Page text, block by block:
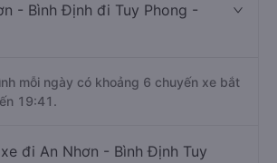
- Bình Định đi Tuy Phong -
mỗi ngày có khoảng 6 chuyến xe bắt
19:41.
đi An Nhơn - Bình Định Tuy